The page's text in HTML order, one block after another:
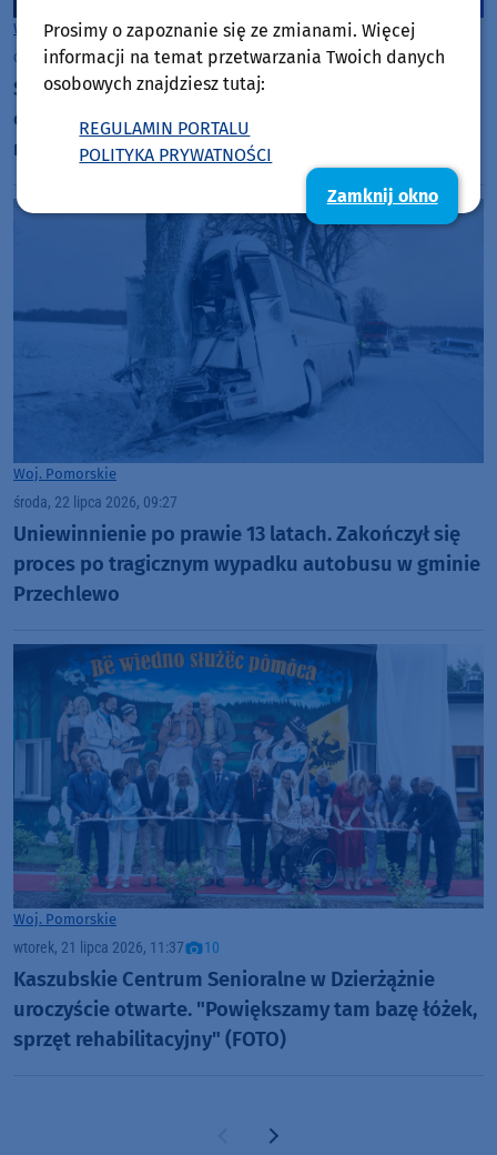
Woj. Kujawsko-pomorskieWoj. Pomorskie
czwartek, 23 lipca 2026, 06:58
Silny deszcz z burzami - są alerty 1. stopnia dla
całego regionu. Opady miejscami mają być obfite,
możliwy jest też grad i silny wiatr w porywach do
Woj. Pomorskie
środa, 22 lipca 2026, 09:27
Uniewinnienie po prawie 13 latach. Zakończył się
proces po tragicznym wypadku autobusu w gminie
Przechlewo
Woj. Pomorskie
wtorek, 21 lipca 2026, 11:37 10
Kaszubskie Centrum Senioralne w Dzierżążnie
uroczyście otwarte. "Powiększamy tam bazę łóżek,
sprzęt rehabilitacyjny" (FOTO)
Poprzednia strona
Następna strona
Prosimy o zapoznanie się ze zmianami. Więcej
informacji na temat przetwarzania Twoich danych
osobowych znajdziesz tutaj:
REGULAMIN PORTALU
POLITYKA PRYWATNOŚCI
Zamknij okno